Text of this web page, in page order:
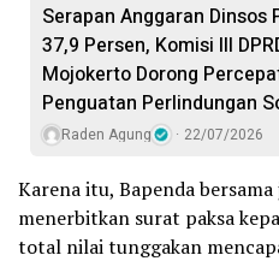
Serapan Anggaran Dinsos
37,9 Persen, Komisi III
Mojokerto Dorong
Penguatan Perlindungan
Raden Agung 22/07/2026
Karena itu, Bapenda
menerbitkan surat paksa
total nilai tunggakan